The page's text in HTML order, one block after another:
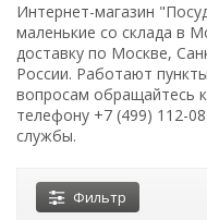
Интернет-магазин
маленькие со склада в
доставку по Москве,
России. Работают
вопросам обращайтесь
телефону +7 (499) 112-
службы.
Фильтр